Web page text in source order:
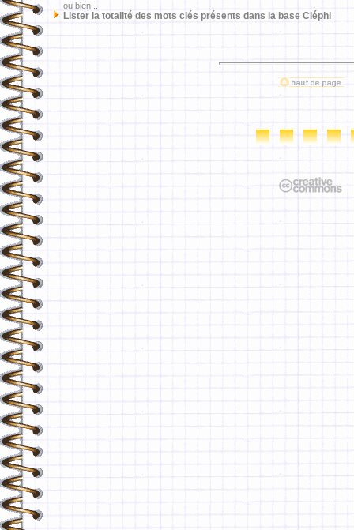
ou bien...
Lister la totalité des mots clés présents dans la base Cléphi